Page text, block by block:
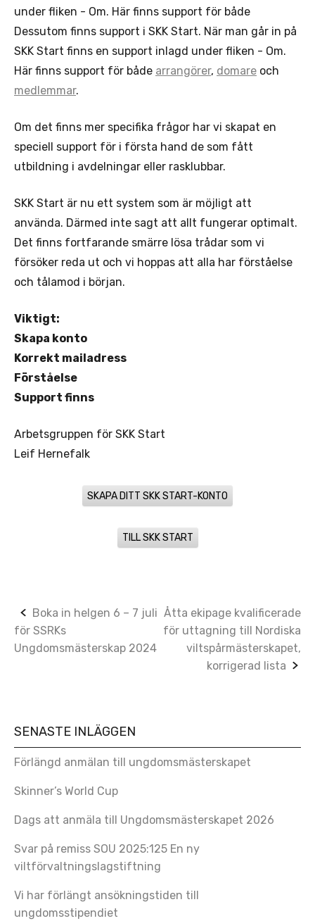
under fliken - Om. Här finns support för både
Dessutom finns support i SKK Start. När man går in på
SKK Start finns en support inlagd under fliken - Om.
Här finns support för både arrangörer, domare och
medlemmar.
Om det finns mer specifika frågor har vi skapat en
speciell support för i första hand de som fått
utbildning i avdelningar eller rasklubbar.
SKK Start är nu ett system som är möjligt att
använda. Därmed inte sagt att allt fungerar optimalt.
Det finns fortfarande smärre lösa trådar som vi
försöker reda ut och vi hoppas att alla har förståelse
och tålamod i början.
Viktigt:
Skapa konto
Korrekt mailadress
Förståelse
Support finns
Arbetsgruppen för SKK Start
Leif Hernefalk
SKAPA DITT SKK START-KONTO
TILL SKK START
Post
navigation
Boka in helgen 6 – 7 juli
för SSRKs
Ungdomsmästerskap 2024
Åtta ekipage kvalificerade
för uttagning till Nordiska
viltspårmästerskapet,
korrigerad lista
SENASTE INLÄGGEN
Förlängd anmälan till ungdomsmästerskapet
Skinner’s World Cup
Dags att anmäla till Ungdomsmästerskapet 2026
Svar på remiss SOU 2025:125 En ny
viltförvaltningslagstiftning
Vi har förlängt ansökningstiden till
ungdomsstipendiet